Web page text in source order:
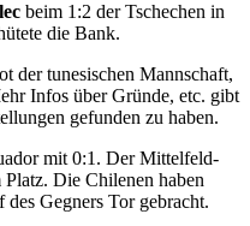
beim 1:2 der Tschechen in
die Bank.
der tunesischen Mannschaft,
Infos über Gründe, etc. gibt
gefunden zu haben.
mit 0:1. Der Mittelfeld-
Die Chilenen haben
Gegners Tor gebracht.